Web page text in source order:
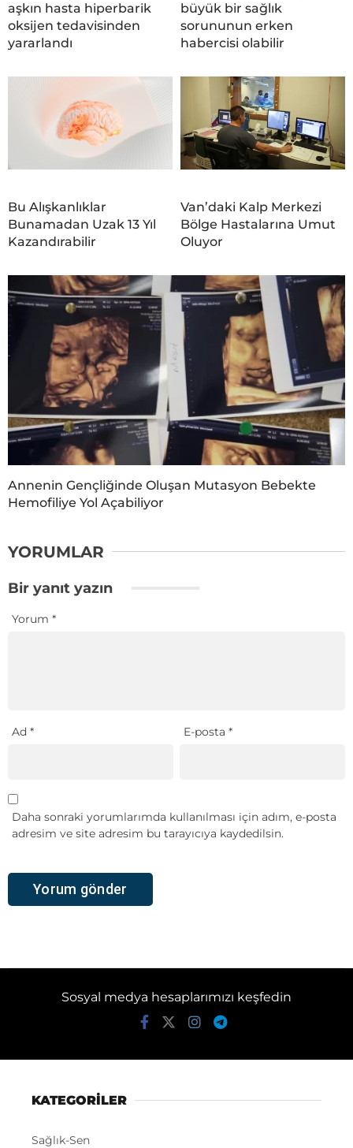
aşkın hasta hiperbarik
oksijen tedavisinden
yararlandı
büyük bir sağlık
sorununun erken
habercisi olabilir
Bu Alışkanlıklar
Bunamadan Uzak 13 Yıl
Kazandırabilir
Van’daki Kalp Merkezi
Bölge Hastalarına Umut
Oluyor
Annenin Gençliğinde Oluşan Mutasyon Bebekte
Hemofiliye Yol Açabiliyor
YORUMLAR
Bir yanıt yazın
Yorum *
Ad * E-posta*
Daha sonraki yorumlarımda kullanılması için adım, e-posta
adresim ve site adresim bu tarayıcıya kaydedilsin.
Sosyal medya hesaplarımızı keşfedin
KATEGORİLER
Sağlık-Sen